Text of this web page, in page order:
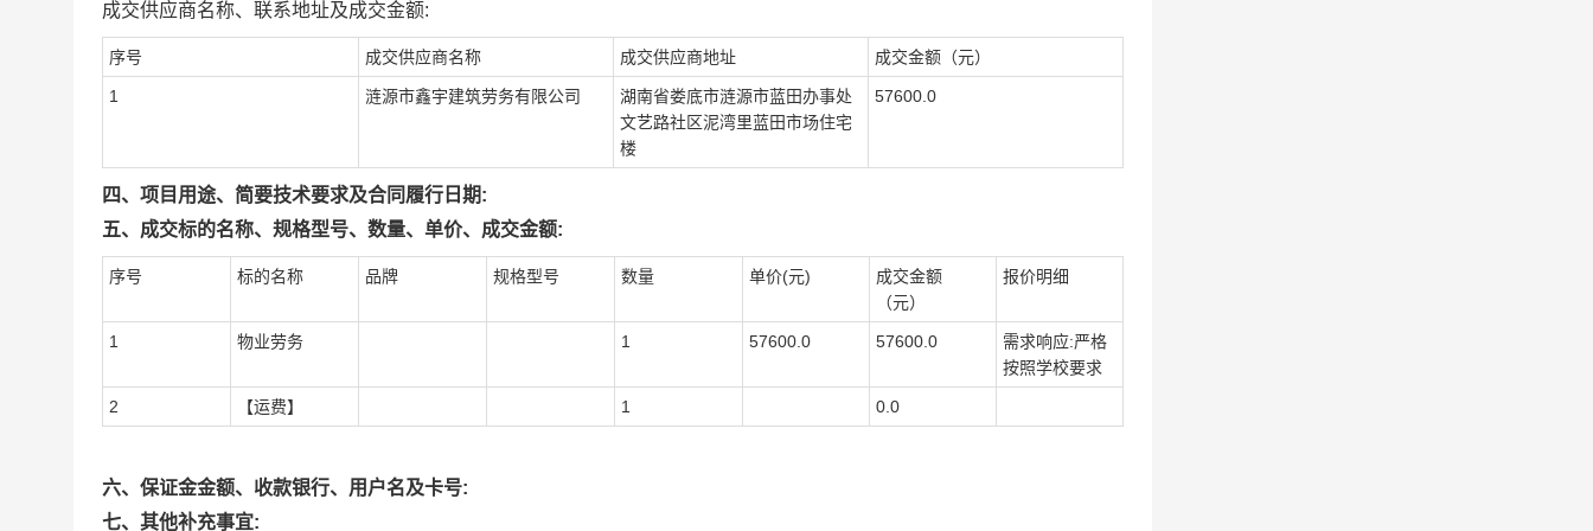
成交供应商名称、联系地址及成交金额:
序号 成交供应商名称 成交供应商地址 成交金额（元）
1 涟源市鑫宇建筑劳务有限公司
湖南省娄底市涟源市蓝田办事处
文艺路社区泥湾里蓝田市场住宅
楼
57600.0
四、项目用途、简要技术要求及合同履行日期:
五、成交标的名称、规格型号、数量、单价、成交金额:
序号 标的名称 品牌 规格型号 数量 单价(元)
成交金额
（元）
报价明细
1 物业劳务 1 57600.0 57600.0
需求响应:严格
按照学校要求
2 【运费】 1 0.0
六、保证金金额、收款银行、用户名及卡号:
七、其他补充事宜: